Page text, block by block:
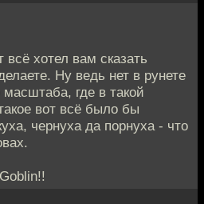
хотел вам сказать
Ну ведь нет в рунете
масштаба, где в такой
вот всё было бы
чернуха да порнуха - что